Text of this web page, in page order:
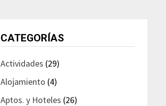
CATEGORÍAS
Actividades (29)
Alojamiento (4)
Aptos. y Hoteles (26)